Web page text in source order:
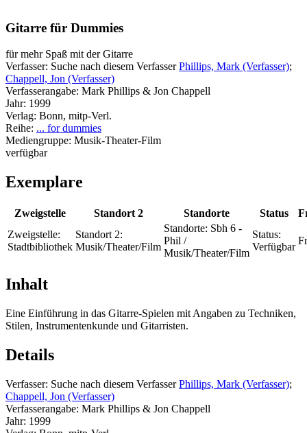
Gitarre für Dummies
für mehr Spaß mit der Gitarre
Verfasser: Suche nach diesem Verfasser Phillips, Mark (Verfasser);
Chappell, Jon (Verfasser)
Verfasserangabe: Mark Phillips & Jon Chappell
Jahr: 1999
Verlag: Bonn, mitp-Verl.
Reihe: ... for dummies
Mediengruppe: Musik-Theater-Film
verfügbar
Exemplare
Zweigstelle Standort 2 Standorte Status
Zweigstelle:
Stadtbibliothek
Standort 2:
Musik/Theater/Film
Standorte: Sbh 6 -
Phil /
Musik/Theater/Film
Status:
Verfügbar
Inhalt
Eine Einführung in das Gitarre-Spielen mit Angaben zu Techniken,
Stilen, Instrumentenkunde und Gitarristen.
Details
Verfasser: Suche nach diesem Verfasser Phillips, Mark (Verfasser);
Chappell, Jon (Verfasser)
Verfasserangabe: Mark Phillips & Jon Chappell
Jahr: 1999